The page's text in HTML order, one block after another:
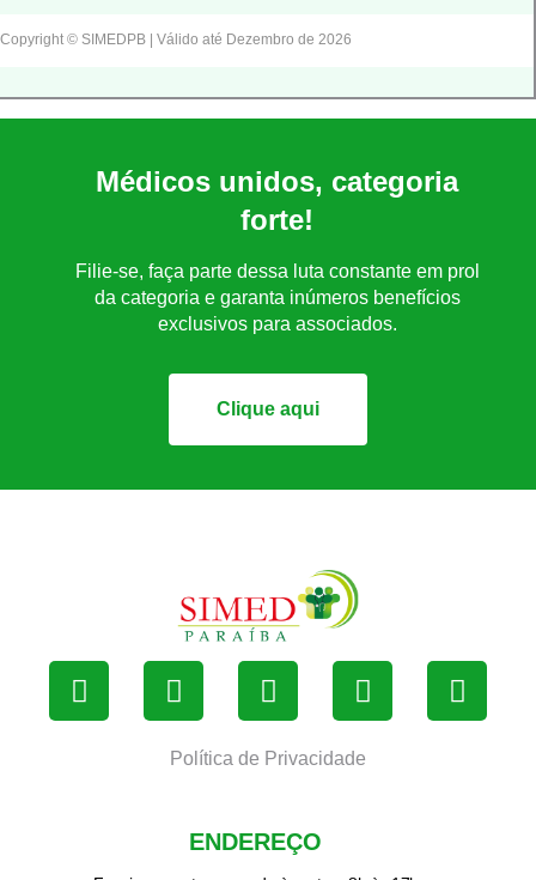
Copyright © SIMEDPB | Válido até Dezembro de 2026
Médicos unidos, categoria
forte!
Filie-se, faça parte dessa luta constante em prol
da categoria e garanta inúmeros benefícios
exclusivos para associados.
Clique aqui
Política de Privacidade
ENDEREÇO